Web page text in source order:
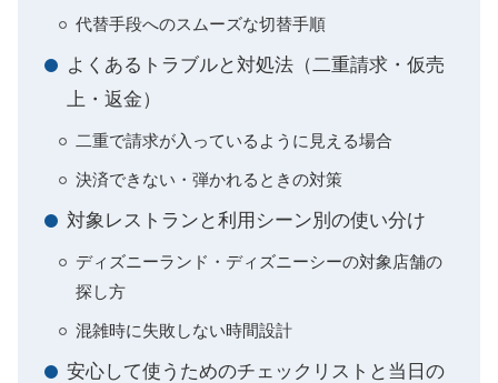
代替手段へのスムーズな切替手順
よくあるトラブルと対処法（二重請求・仮売
上・返金）
二重で請求が入っているように見える場合
決済できない・弾かれるときの対策
対象レストランと利用シーン別の使い分け
ディズニーランド・ディズニーシーの対象店舗の
探し方
混雑時に失敗しない時間設計
安心して使うためのチェックリストと当日の